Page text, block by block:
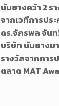
นันยางคว้า 2 ร
จากเวทีการประ
ดร.จักรพล จัน
บริษัท นันยางม
รางวัลจากกา
ตลาด MAT